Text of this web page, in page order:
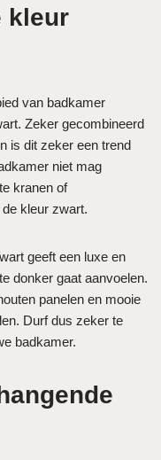
kleur
van badkamer
Zeker gecombineerd
is dit zeker een trend
niet mag
kranen of
kleur zwart.
geeft een luxe en
donker gaat aanvoelen.
panelen en mooie
Durf dus zeker te
badkamer.